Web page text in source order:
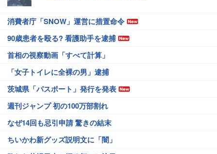
消費者庁「SNOW」運営に措置命令
90歳患者を殴る? 看護助手を逮捕
首相の視察動画「すべて計算」
「女子トイレに全裸の男」逮捕
茨城県「パスポート」発行を発表
週刊ジャンプ 初の100万部割れ
なぜ14回も忌引申請 驚きの結末
ちいかわ新グッズ説明文に「闇」